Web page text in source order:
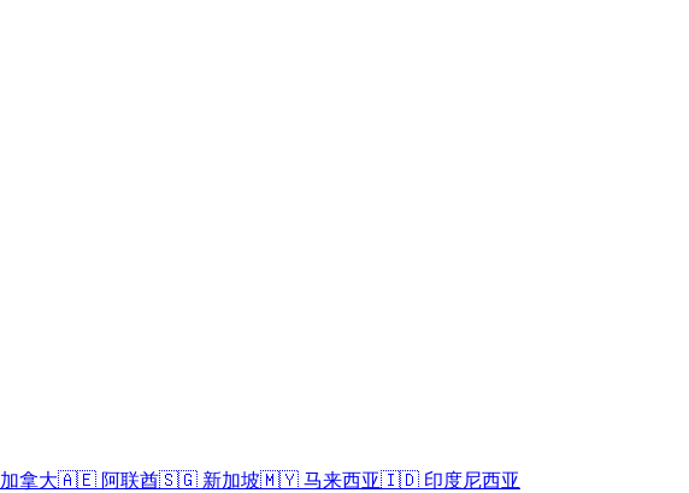
加拿大🇦🇪 阿联酋🇸🇬 新加坡🇲🇾 马来西亚🇮🇩 印度尼西亚